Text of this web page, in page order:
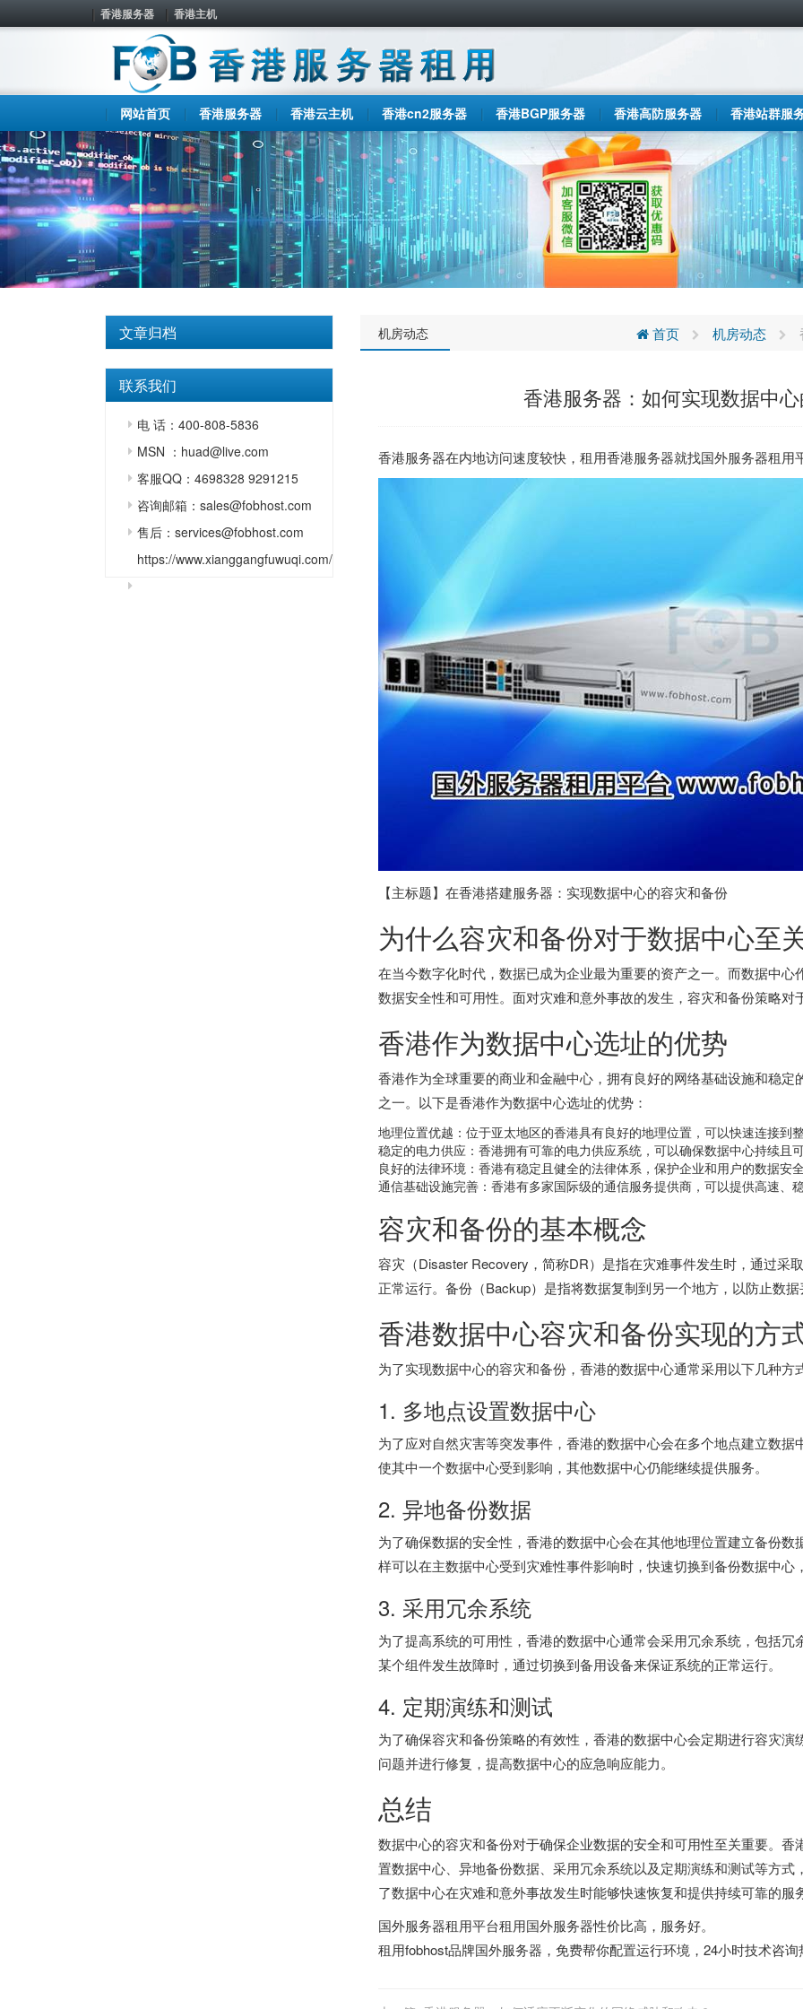
香港服务器 香港主机
网站首页 香港服务器 香港云主机 香港cn2服务器 香港BGP服务器 香港高防服务器 香港站群服
文章归档
联系我们
电 话：400-808-5836
MSN ：huad@live.com
客服QQ：4698328 9291215
咨询邮箱：sales@fobhost.com
售后：services@fobhost.com
https://www.xianggangfuwuqi.com/
机房动态 首页 机房动态
香港服务器：如何实现数据中
香港服务器在内地访问速度较快，租用香港服务器就找国外服务器租用
【主标题】在香港搭建服务器：实现数据中心的容灾和备份
为什么容灾和备份对于数据中心至
在当今数字化时代，数据已成为企业最为重要的资产之一。而数据中
数据安全性和可用性。面对灾难和意外事故的发生，容灾和备份策略对
香港作为数据中心选址的优势
香港作为全球重要的商业和金融中心，拥有良好的网络基础设施和稳
之一。以下是香港作为数据中心选址的优势：
地理位置优越：位于亚太地区的香港具有良好的地理位置，可以快速连接到
稳定的电力供应：香港拥有可靠的电力供应系统，可以确保数据中心持续且
良好的法律环境：香港有稳定且健全的法律体系，保护企业和用户的数据安
通信基础设施完善：香港有多家国际级的通信服务提供商，可以提供高速、
容灾和备份的基本概念
容灾（Disaster Recovery，简称DR）是指在灾难事件发生时，通过采
正常运行。备份（Backup）是指将数据复制到另一个地方，以防止数
香港数据中心容灾和备份实现的方
为了实现数据中心的容灾和备份，香港的数据中心通常采用以下几种方
1. 多地点设置数据中心
为了应对自然灾害等突发事件，香港的数据中心会在多个地点建立数
使其中一个数据中心受到影响，其他数据中心仍能继续提供服务。
2. 异地备份数据
为了确保数据的安全性，香港的数据中心会在其他地理位置建立备份
样可以在主数据中心受到灾难性事件影响时，快速切换到备份数据中心
3. 采用冗余系统
为了提高系统的可用性，香港的数据中心通常会采用冗余系统，包括
某个组件发生故障时，通过切换到备用设备来保证系统的正常运行。
4. 定期演练和测试
为了确保容灾和备份策略的有效性，香港的数据中心会定期进行容灾
问题并进行修复，提高数据中心的应急响应能力。
总结
数据中心的容灾和备份对于确保企业数据的安全和可用性至关重要。
置数据中心、异地备份数据、采用冗余系统以及定期演练和测试等方
了数据中心在灾难和意外事故发生时能够快速恢复和提供持续可靠的服
国外服务器租用平台租用国外服务器性价比高，服务好。
租用fobhost品牌国外服务器，免费帮你配置运行环境，24小时技术咨询